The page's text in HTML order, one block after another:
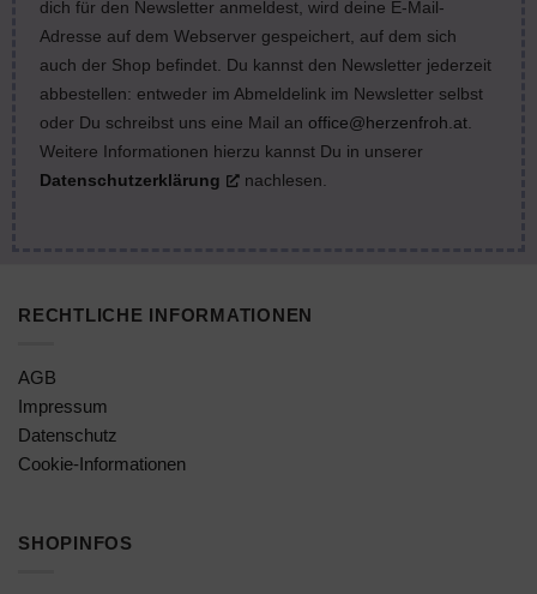
dich für den Newsletter anmeldest, wird deine E-Mail-
Adresse auf dem Webserver gespeichert, auf dem sich
auch der Shop befindet. Du kannst den Newsletter jederzeit
abbestellen: entweder im Abmeldelink im Newsletter selbst
oder Du schreibst uns eine Mail an office@herzenfroh.at
Weitere Informationen hierzu kannst Du in unserer
Datenschutzerklärung
nachlesen.
RECHTLICHE INFORMATIONEN
AGB
Impressum
Datenschutz
Cookie-Informationen
SHOPINFOS